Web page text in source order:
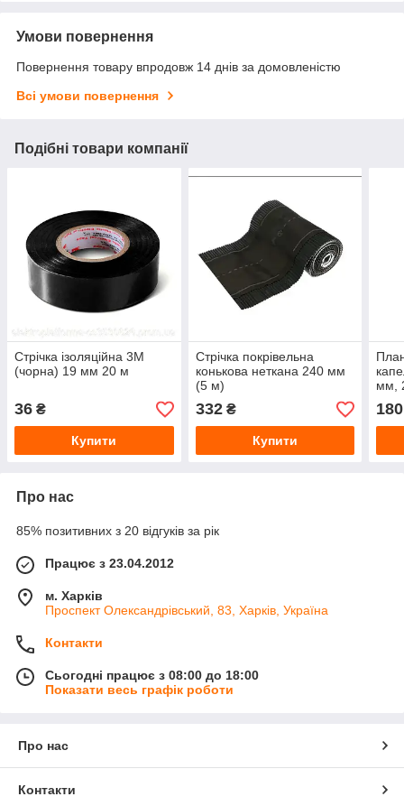
Умови повернення
Повернення товару впродовж 14 днів за домовленістю
Всі умови повернення
Подібні товари компанії
Стрічка ізоляційна 3М
(чорна) 19 мм 20 м
36 ₴
Купити
Стрічка покрівельна
конькова неткана 240 мм
(5 м)
332₴
Купити
мм,
180
Про нас
85% позитивних з 20 відгуків за рік
Працює з 23.04.2012
м. Харків
Проспект Олександрівський, 83, Харків, Україна
Контакти
Сьогодні працює з 08:00 до 18:00
Показати весь графік роботи
Про нас
Контакти